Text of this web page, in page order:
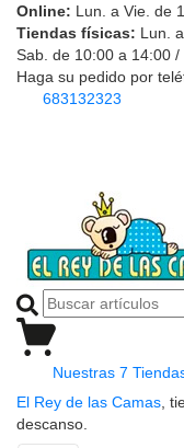
Online: Lun. a Vie. de
Tiendas físicas: Lun.
Sab. de 10:00 a 14:00 /
Haga su pedido por
683132323
Nuestras 7
El Rey de las Camas ,
descanso.